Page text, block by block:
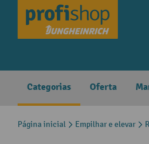
Saltar para a navegação
Categorias Oferta
Página inicial Empilhar e elevar